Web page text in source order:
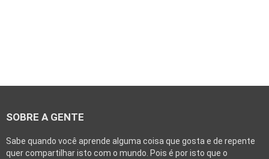
SOBRE A GENTE
Sabe quando você aprende alguma coisa que gosta e de repente
quer compartilhar isto com o mundo. Pois é por isto que o